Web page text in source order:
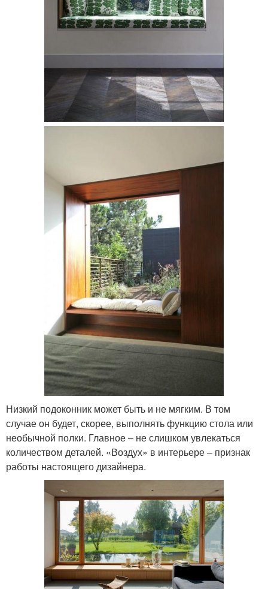
Низкий подоконник может быть и не мягким. В том
случае он будет, скорее, выполнять функцию стола или
необычной полки. Главное – не слишком увлекаться
количеством деталей. «Воздух» в интерьере – признак
работы настоящего дизайнера.